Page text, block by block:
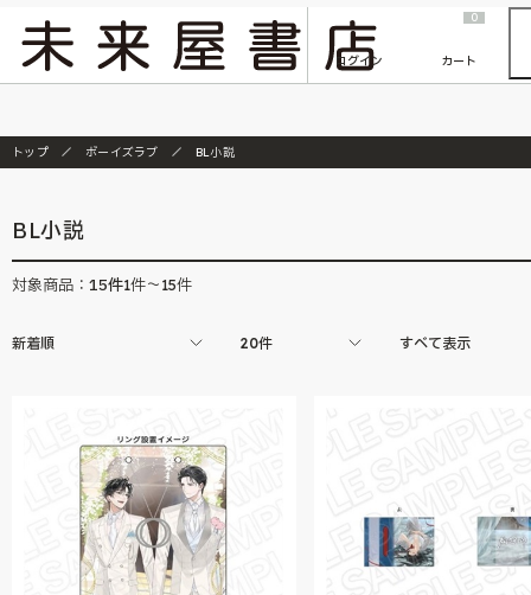
『ONE PIECE magazine 021 ONE PIECEカード付き同梱版』発売延期のご案内
ログイン
0
カート
トップ ボーイズラブ BL小説
BL小説
対象商品： 15件1件～15件
新着順 20件 すべて表示